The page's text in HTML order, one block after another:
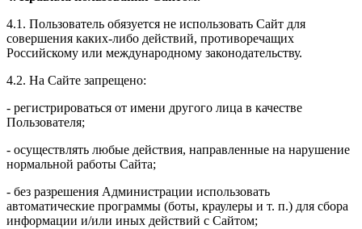
4.1. Пользователь обязуется не использовать Сайт для
совершения каких-либо действий, противоречащих
Российскому или международному законодательству.
4.2. На Сайте запрещено:
- регистрироваться от имени другого лица в качестве
Пользователя;
- осуществлять любые действия, направленные на нарушение
нормальной работы Сайта;
- без разрешения Администрации использовать
автоматические программы (боты, краулеры и т. п.) для сбора
информации и/или иных действий с Сайтом;